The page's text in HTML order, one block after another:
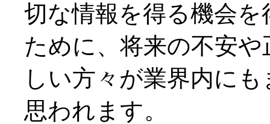
切な情報を得る機会
ために、将来の不安
しい方々が業界内に
思われます。